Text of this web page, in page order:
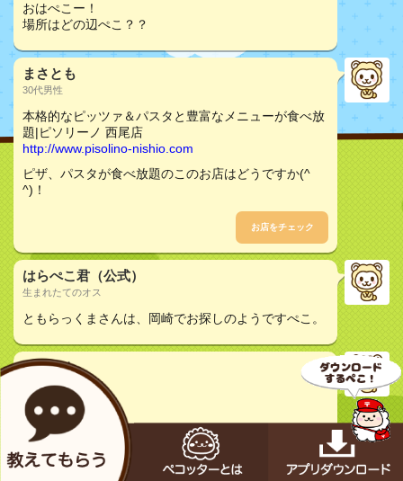
おはぺこー！
場所はどの辺ぺこ？？
まさとも
30代男性
本格的なピッツァ＆パスタと豊富なメニューが食べ放
題|ピソリーノ 西尾店
http://www.pisolino-nishio.com
ピザ、パスタが食べ放題のこのお店はどうですか(^
^)！
お店をチェック
はらぺこ君（公式）
生まれたてのオス
ともらっくまさんは、岡崎でお探しのようですぺこ。
まさとも
30代男性
岡崎なんですね💦
まさとも